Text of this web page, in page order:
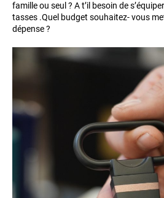
famille ou seul ? A t’il besoin de
tasses .Quel budget souhaitez- vous
dépense ?